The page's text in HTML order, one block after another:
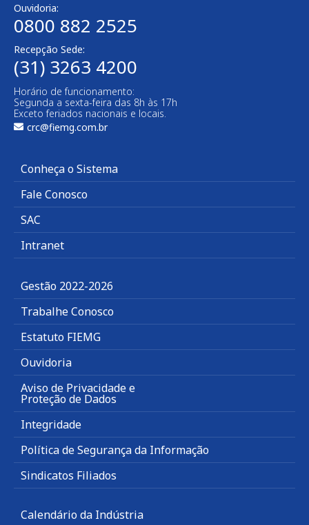
Ouvidoria:
0800 882 2525​
Recepção Sede:
(31) 3263 4200
Horário de funcionamento:
Segunda a sexta-feira das 8h às 17h
Exceto feriados nacionais e locais.
crc@fiemg.com.br
Conheça o Sistema
Fale Conosco
SAC
Intranet
Gestão 2022-2026
Trabalhe Conosco
Estatuto FIEMG
Ouvidoria
Aviso de Privacidade e
Proteção de Dados
Integridade
Política de Segurança da Informação
Sindicatos Filiados
Calendário da Indústria